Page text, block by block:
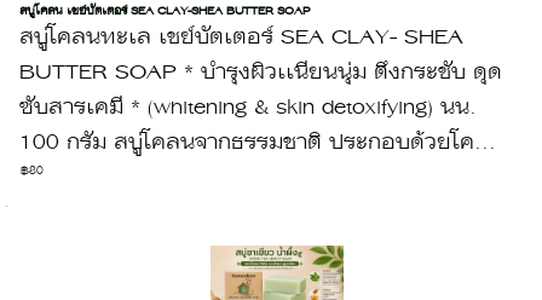
สบู่โคลน เชย์บัตเตอร์ SEA CLAY-SHEA BUTTER SOAP
สบู่โคลนทะเล เชย์บัตเตอร์ SEA CLAY- SHEA
BUTTER SOAP * บำรุงผิวเเนียนนุ่ม ตึงกระชับ ดุด
ซับสารเคมี * (whitening & skin detoxifying) นน.
100 กรัม สบู่โคลนจากธรรมชาติ ประกอบด้วยโค...
฿80